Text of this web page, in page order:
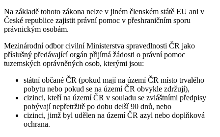
Na základě tohoto zákona nelze v jiném členském státě EU ani v
České republice zajistit právní pomoc v přeshraničním sporu
právnickým osobám.
Mezinárodní odbor civilní Ministerstva spravedlnosti ČR jako
příslušný předávající orgán přijímá žádosti o právní pomoc
tuzemských oprávněných osob, kterými jsou:
státní občané ČR (pokud mají na území ČR místo trvalého
pobytu nebo pokud se na území ČR obvykle zdržují),
cizinci, kteří na území ČR v souladu se zvláštními předpisy
pobývají nepřetržitě po dobu delší 90 dnů, nebo
cizinci, jimž byl udělen na území ČR azyl nebo doplňková
ochrana.